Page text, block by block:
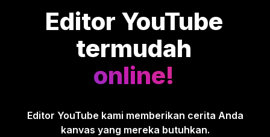
Editor YouTube
termudah
online!
Editor YouTube kami memberikan cerita Anda
kanvas yang mereka butuhkan.